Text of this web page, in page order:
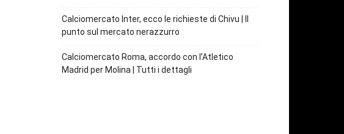
Calciomercato Inter, ecco le richieste di Chivu | Il
punto sul mercato nerazzurro
Calciomercato Roma, accordo con l’Atletico
Madrid per Molina | Tutti i dettagli